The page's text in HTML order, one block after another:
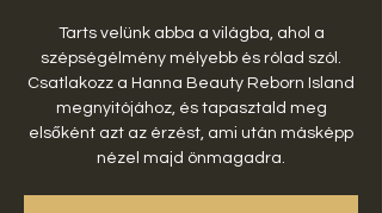
Tarts velünk abba a világba, ahol a
szépségélmény mélyebb és rólad szól.
Csatlakozz a Hanna Beauty Reborn Island
megnyitójához, és tapasztald meg
elsőként azt az érzést, ami után másképp
nézel majd önmagadra.